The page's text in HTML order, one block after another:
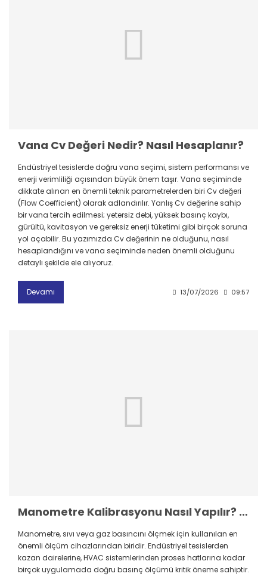
Vana Cv Değeri Nedir? Nasıl Hesaplanır?
Endüstriyel tesislerde doğru vana seçimi, sistem performansı ve
enerji verimliliği açısından büyük önem taşır. Vana seçiminde
dikkate alınan en önemli teknik parametrelerden biri Cv değeri
(Flow Coefficient) olarak adlandırılır. Yanlış Cv değerine sahip
bir vana tercih edilmesi; yetersiz debi, yüksek basınç kaybı,
gürültü, kavitasyon ve gereksiz enerji tüketimi gibi birçok soruna
yol açabilir. Bu yazımızda Cv değerinin ne olduğunu, nasıl
hesaplandığını ve vana seçiminde neden önemli olduğunu
detaylı şekilde ele alıyoruz.
Devamı 13/07/2026 09:57
Manometre Kalibrasyonu Nasıl Yapılır? Adım Adım Kalibrasyon Rehberi
Manometre, sıvı veya gaz basıncını ölçmek için kullanılan en
önemli ölçüm cihazlarından biridir. Endüstriyel tesislerden
kazan dairelerine, HVAC sistemlerinden proses hatlarına kadar
birçok uygulamada doğru basınç ölçümü kritik öneme sahiptir.